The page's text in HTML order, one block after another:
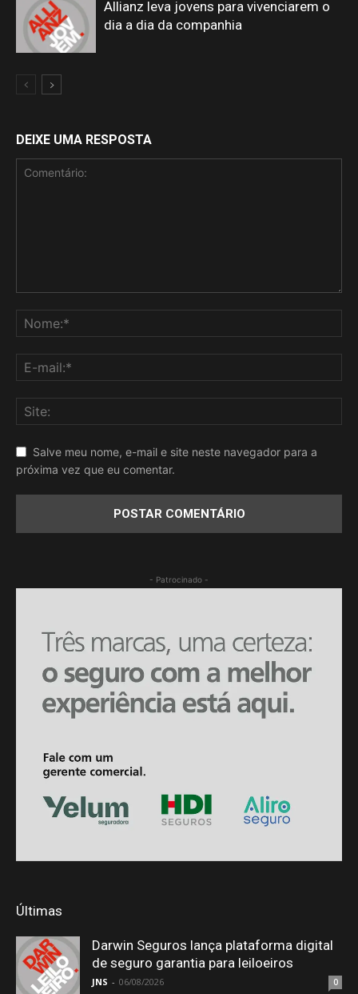
Allianz leva jovens para vivenciarem o
dia a dia da companhia
DEIXE UMA RESPOSTA
Salve meu nome, e-mail e site neste navegador para a
próxima vez que eu comentar.
- Patrocinado -
Últimas
Darwin Seguros lança plataforma digital
de seguro garantia para leiloeiros
JNS - 06/08/2026 0